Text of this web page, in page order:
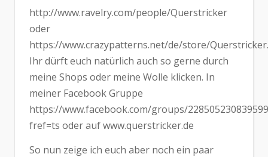
http://www.ravelry.com/people/Querstricker
oder
https://www.crazypatterns.net/de/store/Querstricker.
Ihr dürft euch natürlich auch so gerne durch
meine Shops oder meine Wolle klicken. In
meiner Facebook Gruppe
https://www.facebook.com/groups/
fref=ts oder auf www.querstricker.de
So nun zeige ich euch aber noch ein paar